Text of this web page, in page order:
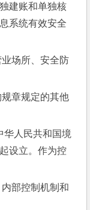
建账和单独核
系统有效安全
设立。作为控
部控制机制和